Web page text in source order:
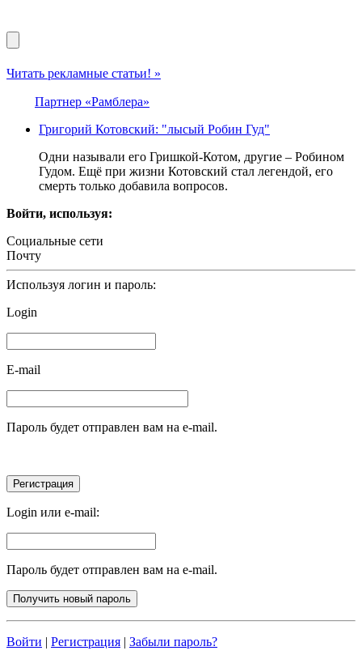
Читать рекламные статьи! »
Партнер «Рамблера»
Григорий Котовский: "лысый Робин Гуд"
Одни называли его Гришкой-Котом, другие – Робином
Гудом. Ещё при жизни Котовский стал легендой, его
смерть только добавила вопросов.
Войти, используя:
Социальные сети
Почту
Используя логин и пароль:
Login
E-mail
Пароль будет отправлен вам на e-mail.
Login или e-mail:
Пароль будет отправлен вам на e-mail.
Войти | Регистрация | Забыли пароль?